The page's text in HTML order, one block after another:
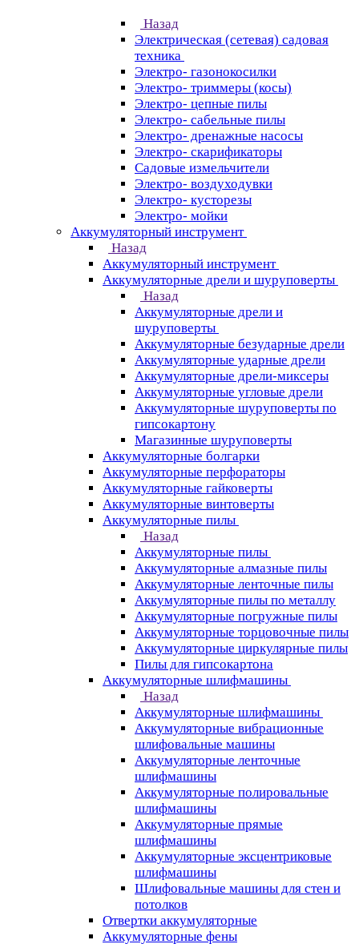
Назад
Электрическая (сетевая) садовая
техника
Электро- газонокосилки
Электро- триммеры (косы)
Электро- цепные пилы
Электро- сабельные пилы
Электро- дренажные насосы
Электро- скарификаторы
Садовые измельчители
Электро- воздуходувки
Электро- кусторезы
Электро- мойки
Аккумуляторный инструмент
Назад
Аккумуляторный инструмент
Аккумуляторные дрели и шуруповерты
Назад
Аккумуляторные дрели и
шуруповерты
Аккумуляторные безударные дрели
Аккумуляторные ударные дрели
Аккумуляторные дрели-миксеры
Аккумуляторные угловые дрели
Аккумуляторные шуруповерты по
гипсокартону
Магазинные шуруповерты
Аккумуляторные болгарки
Аккумуляторные перфораторы
Аккумуляторные гайковерты
Аккумуляторные винтоверты
Аккумуляторные пилы
Назад
Аккумуляторные пилы
Аккумуляторные алмазные пилы
Аккумуляторные ленточные пилы
Аккумуляторные пилы по металлу
Аккумуляторные погружные пилы
Аккумуляторные торцовочные пилы
Аккумуляторные циркулярные пилы
Пилы для гипсокартона
Аккумуляторные шлифмашины
Назад
Аккумуляторные шлифмашины
Аккумуляторные вибрационные
шлифовальные машины
Аккумуляторные ленточные
шлифмашины
Аккумуляторные полировальные
шлифмашины
Аккумуляторные прямые
шлифмашины
Аккумуляторные эксцентриковые
шлифмашины
Шлифовальные машины для стен и
потолков
Отвертки аккумуляторные
Аккумуляторные фены